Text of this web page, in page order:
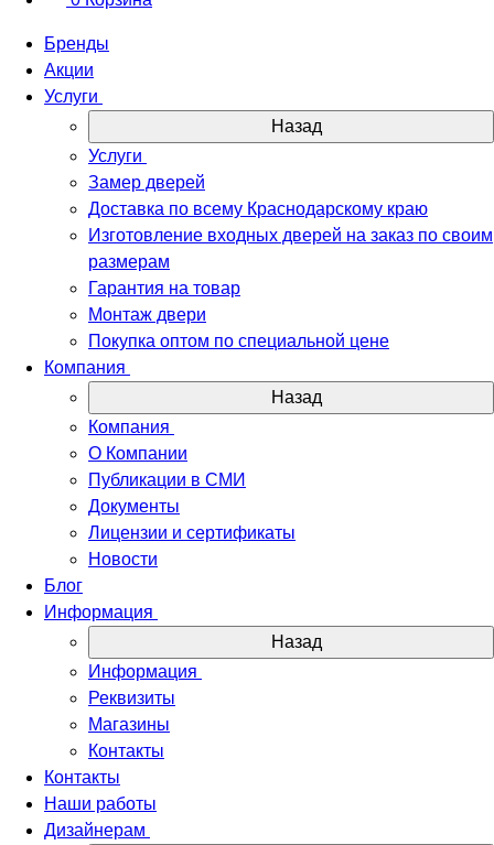
Бренды
Акции
Услуги
Назад
Услуги
Замер дверей
Доставка по всему Краснодарскому краю
Изготовление входных дверей на заказ по своим
размерам
Гарантия на товар
Монтаж двери
Покупка оптом по специальной цене
Компания
Назад
Компания
О Компании
Публикации в СМИ
Документы
Лицензии и сертификаты
Новости
Блог
Информация
Назад
Информация
Реквизиты
Магазины
Контакты
Контакты
Наши работы
Дизайнерам